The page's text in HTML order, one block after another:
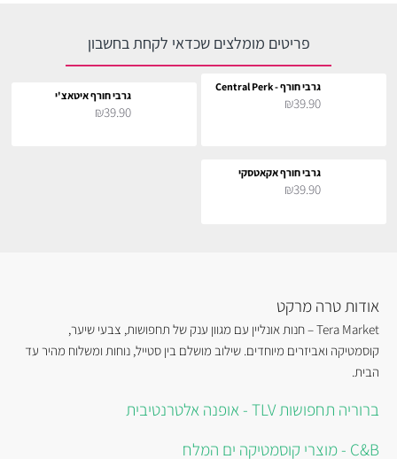
פריטים מומלצים שכדאי לקחת בחשבון
גרבי חורף - Central Perk
₪39.90 גרבי חורף איטאצ'י
₪39.90
גרבי חורף אקאטסקי
₪39.90
אודות טרה מרקט
Tera Market – חנות אונליין עם מגוון ענק של תחפושות, צבעי שיער,
קוסמטיקה ואביזרים מיוחדים. שילוב מושלם בין סטייל, נוחות ומשלוח מהיר עד
הבית.
ברוריה תחפושות TLV - אופנה אלטרנטיבית
C&B - מוצרי קוסמטיקה ים המלח